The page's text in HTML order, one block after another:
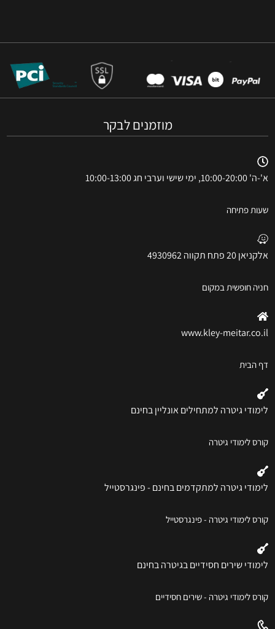
מוזמנים לבקר
א'-ה' 10:00-20:00, ימי שישי וערבי חג 10:00-13:00
שעות פתיחה
אלקניאן 20 פתח תקווה 4930962
חניה חופשית במקום
www.kley-meitar.co.il
דף הבית
לימודי גיטרה למתחילים אונליין בחינם
קורס לימודי גיטרה
לימודי גיטרה למתקדמים בחינם - פינגרסטייל
קורס לימודי גיטרה - פינגרסטייל
לימודי שירים חסידיים בגיטרה בחינם
קורס לימודי גיטרה - שירים חסידיים